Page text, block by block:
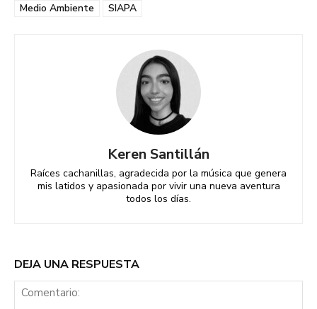
Medio Ambiente
SIAPA
Keren Santillán
Raíces cachanillas, agradecida por la música que genera
mis latidos y apasionada por vivir una nueva aventura
todos los días.
DEJA UNA RESPUESTA